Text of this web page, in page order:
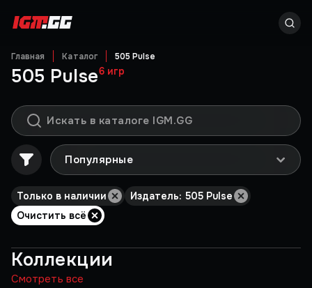
Главная Каталог 505 Pulse
505 Pulse6 игр
Популярные
Только в наличии
Издатель: 505 Pulse
Очистить всё
Коллекции
Смотреть все